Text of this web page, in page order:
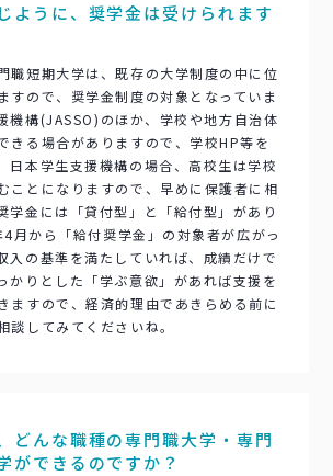
ように、奨学金は受けられます
職短期大学は、既存の大学制度の中に位
すので、奨学金制度の対象となっていま
機構(JASSO)のほか、学校や地方自治体
きる場合がありますので、学校HP等を
日本学生支援機構の場合、高校生は学校
ことになりますので、早めに保護者に相
学金には「貸付型」と「給付型」があり
月から「給付奨学金」の対象者が広がっ
入の基準を満たしていれば、成績だけで
かりとした「学ぶ意欲」があれば支援を
ますので、経済的理由であきらめる前に
談してみてくださいね。
どんな職種の専門職大学・専門
ができるのですか？